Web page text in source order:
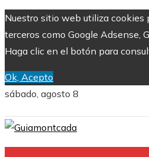
Nuestro sitio web utiliza cookies
terceros como Google Adsense,
Haga clic en el botón para
Ok, Acepto
sábado, agosto 8